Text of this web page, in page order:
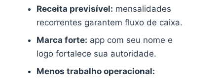
Receita previsível: mensalidades
recorrentes garantem fluxo de caixa.
Marca forte: app com seu nome e
logo fortalece sua autoridade.
Menos trabalho operacional: